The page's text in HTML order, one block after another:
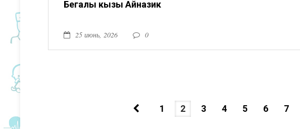
Бегалы кызы Айназик
25 июнь, 2026 0
1 2 3 4 5 6 7